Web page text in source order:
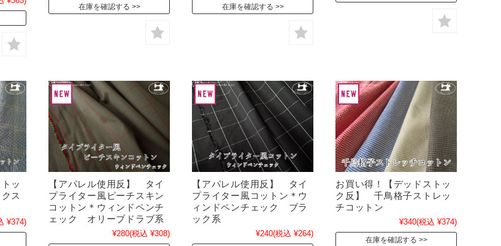
在庫を確認する 在庫を確認する
ッ
ス
¥374)
【アパレル使用反】 タイ
プライター風ピーチスキン
コットン＊ウィンドペンチ
ェック オリーブドラブ系
¥280(税込 ¥308)
【アパレル使用反】 タイ
プライター風コットン＊ウ
ィンドペンチェック ブラ
ック系
¥240(税込 ¥264)
お買い得！【デッドストッ
ク反】 千鳥格子ストレッ
チコットン
¥340(税込 ¥374)
在庫を確認する